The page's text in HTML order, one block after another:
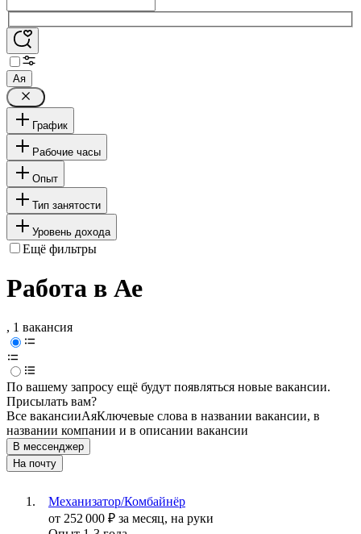
Ая
График
Рабочие часы
Опыт
Тип занятости
Уровень дохода
Ещё фильтры
Работа в Ае
, 1 вакансия
По вашему запросу ещё будут появляться новые вакансии.
Присылать вам?
Все вакансииАяКлючевые слова в названии вакансии, в
названии компании и в описании вакансии
В мессенджер
На почту
Механизатор/Комбайнёр
от 252 000 ₽ за месяц, на руки